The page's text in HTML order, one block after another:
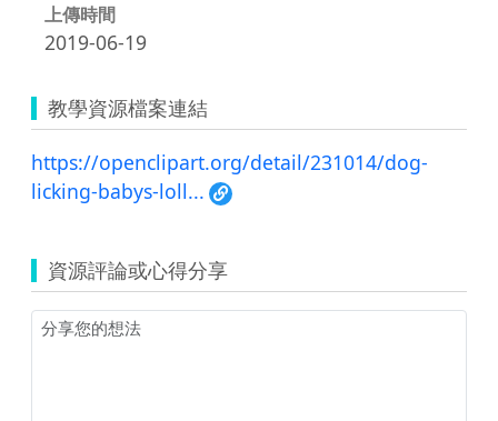
上傳時間
2019-06-19
教學資源檔案連結
https://openclipart.org/detail/231014/dog-
licking-babys-loll...
資源評論或心得分享